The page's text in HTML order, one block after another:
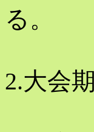
る。
2.大会